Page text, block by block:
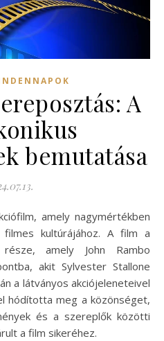
A
bemutatása
kultúrájához. A film a
része, amely John Rambo
akit Sylvester Stallone
a látványos akciójeleneteivel
hódította meg a közönséget,
és a szereplők közötti
a film sikeréhez.